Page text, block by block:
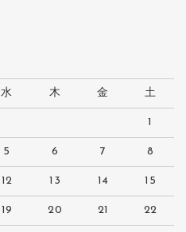
水 木 金 土
1
5 6 7 8
12 13 14 15
19 20 21 22